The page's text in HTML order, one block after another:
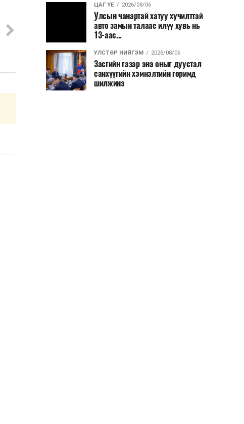
ЦАГ ҮЕ 2026/08/06
Улсын чанартай хатуу хучилттай
авто замын талаас илүү хувь нь
13-аас...
УЛСТӨР НИЙГЭМ 2026/08/06
Засгийн газар энэ оныг дуустал
санхүүгийн хэмнэлтийн горимд
шилжинэ